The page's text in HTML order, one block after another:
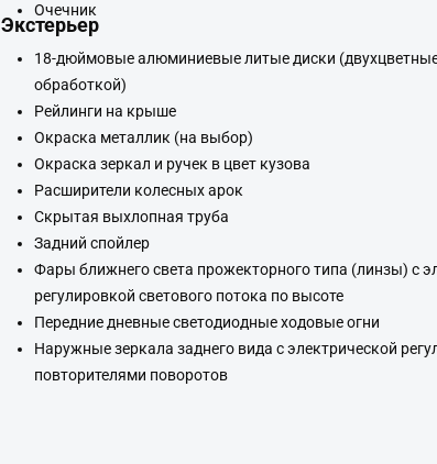
Очечник
Экстерьер
18-дюймовые алюминиевые литые диски
обработкой)
Рейлинги на крыше
Окраска металлик (на выбор)
Окраска зеркал и ручек в цвет кузова
Расширители колесных арок
Скрытая выхлопная труба
Задний спойлер
Фары ближнего света прожекторного типа (линзы) c
регулировкой светового потока по высоте
Передние дневные светодиодные ходовые огни
Наружные зеркала заднего вида с электрической
повторителями поворотов